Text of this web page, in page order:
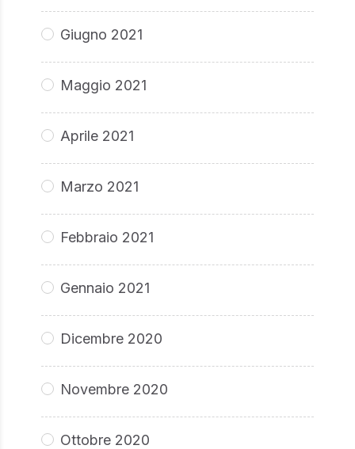
Giugno 2021
Maggio 2021
Aprile 2021
Marzo 2021
Febbraio 2021
Gennaio 2021
Dicembre 2020
Novembre 2020
Ottobre 2020